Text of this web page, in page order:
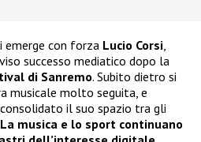
emerge con forza Lucio Corsi
successo mediatico dopo la
di Sanremo. Subito dietro si
musicale molto seguita, e
consolidato il suo spazio tra gli
La musica e lo sport continuano